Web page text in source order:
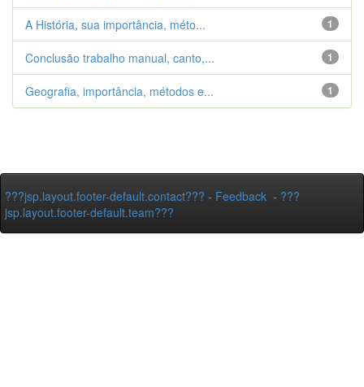
1
A História, sua importância, méto...
1
Conclusão trabalho manual, canto,...
1
Geografia, importância, métodos e...
???jsp.layout.footer-default.contact??? - Feedback - ???
jsp.layout.footer-default.team???